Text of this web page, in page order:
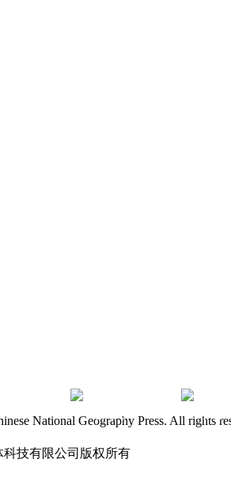
订阅号 服务号
National Geography Press. All rights
技有限公司版权所有